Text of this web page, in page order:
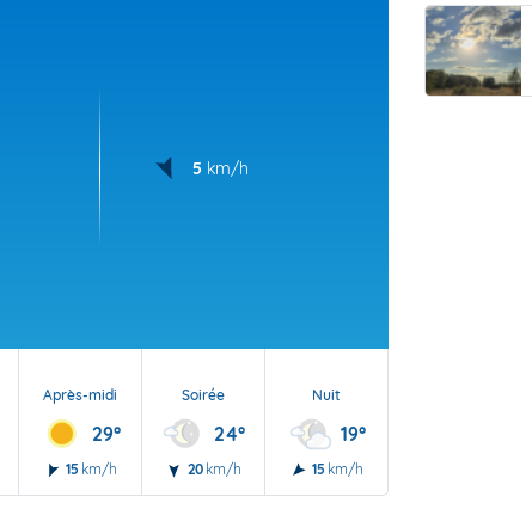
5 km/h
Après-midi
29°
15 km/h
Soirée
24°
20 km/h
Nuit
19°
15 km/h